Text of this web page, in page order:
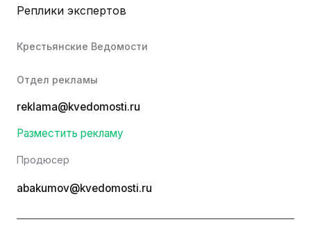
Реплики экспертов
Крестьянские Ведомости
Отдел рекламы
reklama@kvedomosti.ru
Разместить рекламу
Продюсер
abakumov@kvedomosti.ru